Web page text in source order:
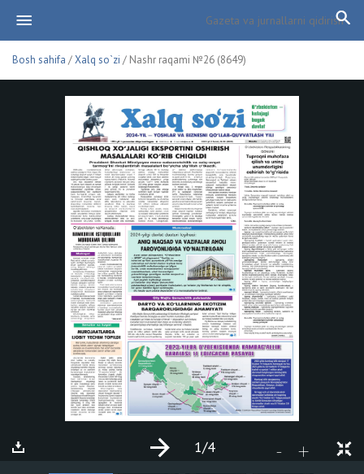
Bosh sahifa /Xalq so`zi / Nashr raqami №26 (8649)
- +
1/4